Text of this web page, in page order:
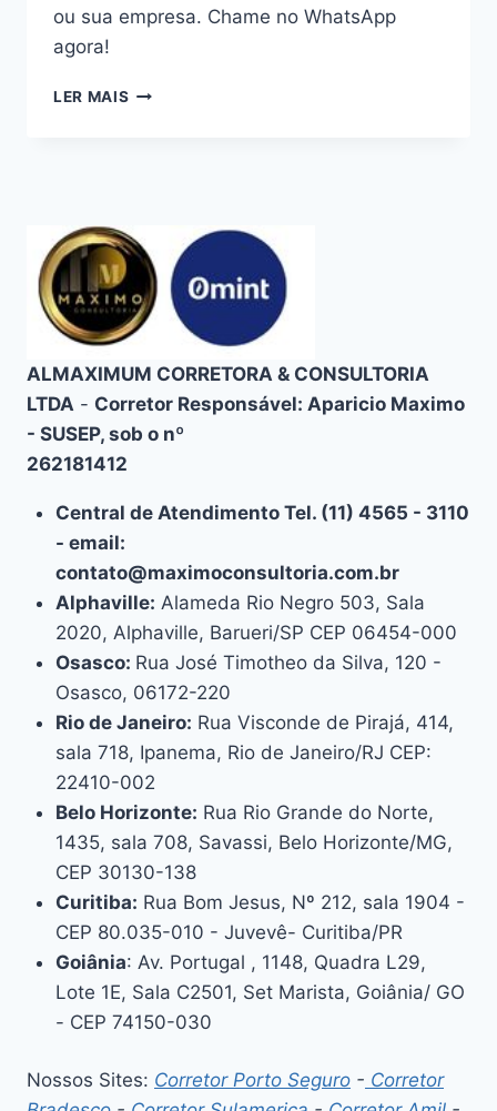
ou sua empresa. Chame no WhatsApp
agora!
LER MAIS CONSULTORIA
SAÚDE
PREMIUM
EM
ALPHAVILLE
ALMAXIMUM CORRETORA & CONSULTORIA
LTDA - Corretor Responsável: Aparicio Maximo
- SUSEP, sob o nº
262181412
Central de Atendimento Tel. (11) 4565 - 3110
- email:
contato@maximoconsultoria.com.br
Alphaville: Alameda Rio Negro 503, Sala
2020, Alphaville, Barueri/SP CEP 06454-000
Osasco: Rua José Timotheo da Silva, 120 -
Osasco, 06172-220
Rio de Janeiro: Rua Visconde de Pirajá, 414,
sala 718, Ipanema, Rio de Janeiro/RJ CEP:
22410-002
Belo Horizonte: Rua Rio Grande do Norte,
1435, sala 708, Savassi, Belo Horizonte/MG,
CEP 30130-138
Curitiba: Rua Bom Jesus, Nº 212, sala 1904 -
CEP 80.035-010 - Juvevê- Curitiba/PR
Goiânia: Av. Portugal , 1148, Quadra L29,
Lote 1E, Sala C2501, Set Marista, Goiânia/ GO
- CEP 74150-030
Nossos Sites: Corretor Porto Seguro - Corretor